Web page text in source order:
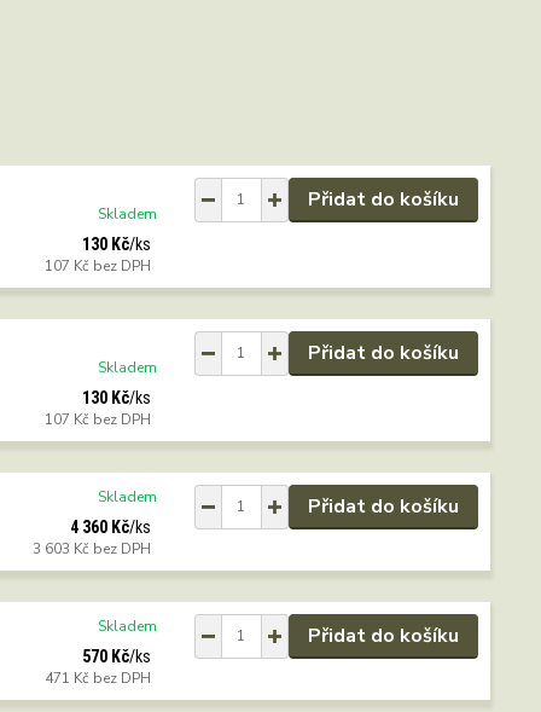
130 Kč/ks
107 Kč bez DPH
Skladem
Přidat do košíku
130 Kč/ks
107 Kč bez DPH
Skladem
Přidat do košíku
4 360 Kč/ks
3 603 Kč bez DPH
Skladem Přidat do košíku
570 Kč/ks
471 Kč bez DPH
Skladem Přidat do košíku